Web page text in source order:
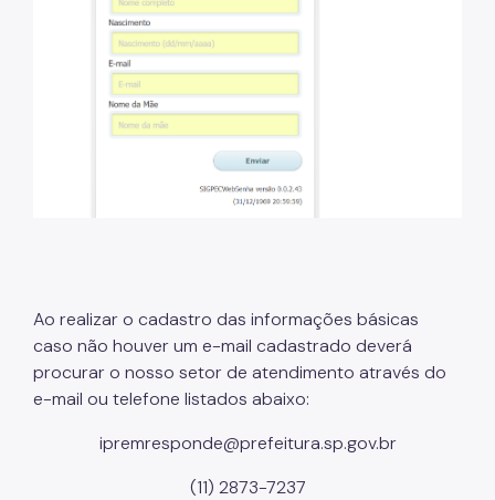
Ao realizar o cadastro das informações básicas
caso não houver um e-mail cadastrado deverá
procurar o nosso setor de atendimento através do
e-mail ou telefone listados abaixo:
ipremresponde@prefeitura.sp.gov.br
(11) 2873-7237